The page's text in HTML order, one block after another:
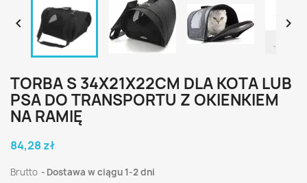
 
TORBA S 34X21X22CM DLA KOTA LUB
PSA DO TRANSPORTU Z OKIENKIEM
NA RAMIĘ
84,28 zł
Brutto Dostawa w ciągu 1-2 dni